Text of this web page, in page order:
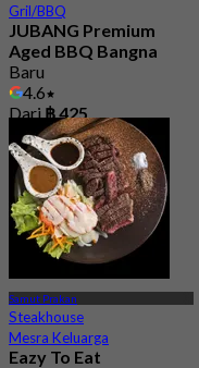
Gril/BBQ
JUBANG Premium
Aged BBQ Bangna
Baru
4.6
Dari ฿ 425
Samut Prakan
Steakhouse
Mesra Keluarga
Eazy To Eat